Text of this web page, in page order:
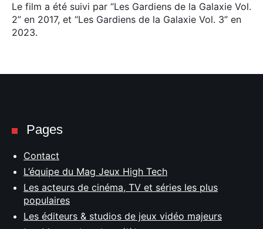
Le film a été suivi par “Les Gardiens de la Galaxie Vol.
2” en 2017, et “Les Gardiens de la Galaxie Vol. 3” en
2023.
Pages
Contact
L’équipe du Mag Jeux High Tech
Les acteurs de cinéma, TV et séries les plus
populaires
Les éditeurs & studios de jeux vidéo majeurs